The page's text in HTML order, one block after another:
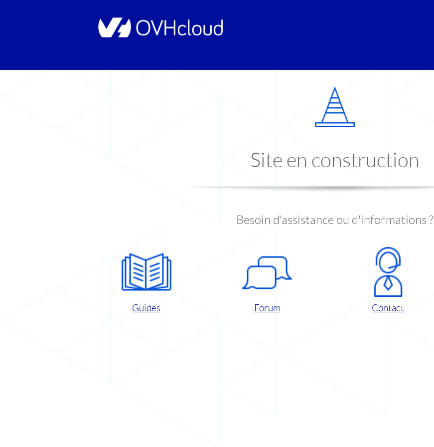
Site en construction
Besoin d'assistance ou d'informations ?
Guides Forum Contact